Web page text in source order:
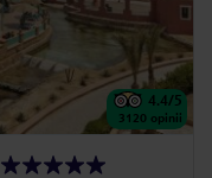
4.4/5
3120 opinii